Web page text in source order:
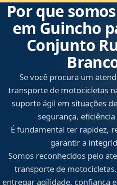
Por que
em Guincho
Conjunto
Se você procura um
transporte de motocicletas
suporte ágil em situações
segurança,
É fundamental ter rapidez,
garantir a
Somos reconhecidos pelo
transporte de
entregar agilidade, confiança